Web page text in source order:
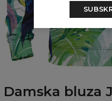
Damska bluza